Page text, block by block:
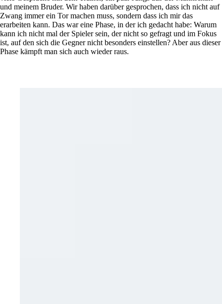
und meinem Bruder. Wir haben darüber gesprochen, dass ich nicht auf
Zwang immer ein Tor machen muss, sondern dass ich mir das
erarbeiten kann. Das war eine Phase, in der ich gedacht habe: Warum
kann ich nicht mal der Spieler sein, der nicht so gefragt und im Fokus
ist, auf den sich die Gegner nicht besonders einstellen? Aber aus dieser
Phase kämpft man sich auch wieder raus.